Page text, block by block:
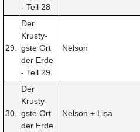
- Teil 28
29.
Der
Krusty-
gste Ort
der Erde
- Teil 29
Nelson
30.
Der
Krusty-
gste Ort
der Erde
Nelson + Lisa